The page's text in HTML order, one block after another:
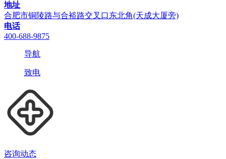
地址
合肥市铜陵路与合裕路交叉口东北角(天成大厦旁)
电话
400-688-9875
导航
致电
咨询动态